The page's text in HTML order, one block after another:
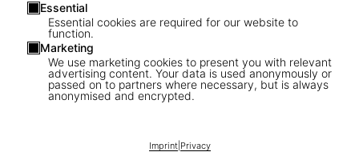
Essential
Essential cookies are required for our website to
function.
Marketing
We use marketing cookies to present you with relevant
advertising content. Your data is used anonymously or
passed on to partners where necessary, but is always
anonymised and encrypted.
Imprint| Privacy
JR in Paris